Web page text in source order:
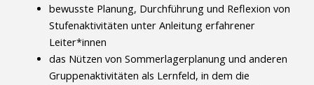
bewusste Planung, Durchführung und Reflexion von
Stufenaktivitäten unter Anleitung erfahrener
Leiter*innen
das Nützen von Sommerlagerplanung und anderen
Gruppenaktivitäten als Lernfeld, in dem die